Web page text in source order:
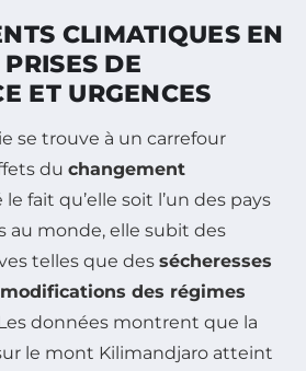
CLIMATIQUES EN
DE
ET URGENCES
se trouve à un carrefour
du changement
le fait qu’elle soit l’un des pays
au monde, elle subit des
telles que des sécheresses
modifications des régimes
données montrent que la
le mont Kilimandjaro atteint